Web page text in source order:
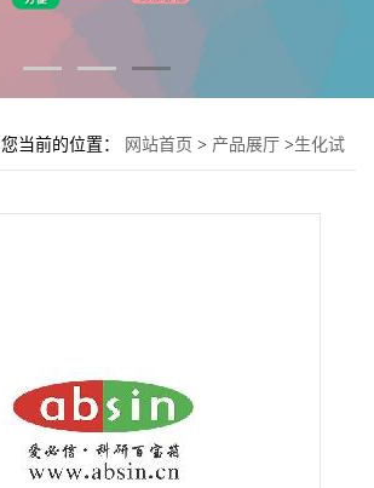
您当前的位置： 网站首页 > 产品展厅 >生化试